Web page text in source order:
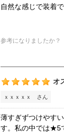
自然な感じで装着
参考になりましたか？
オ
ｘｘｘｘｘ さん
薄すぎずつけやす
す。私の中では★5